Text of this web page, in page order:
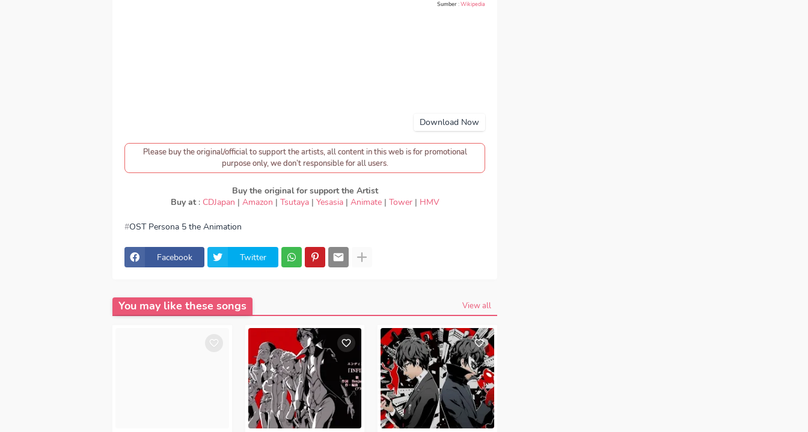
Sumber:Wikipedia
Download Now
Please buy the original/official to support the artists, all content in this web is for promotional
purpose only, we don’t responsible for all users.
Buy the original for support the Artist
Buy at : CDJapan | Amazon | Tsutaya| Yesasia| Animate| Tower| HMV
OST Persona 5 the Animation
Download Lagu Lyn - Autonomy, lirik Lyn - Autonomy, lyrics Lyn - Autonomy, OST Persona
5 the Animation ED, OST Persona 5 the Animation OP, download Lyn - Autonomy mp3, Lyn
- Autonomy full version, Lyn - Autonomy download mp3 320kbps, Lyn - Autonomy MP3,
Facebook Twitter
You may like these songs View all